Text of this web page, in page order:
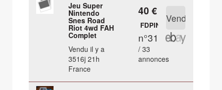
Jeu Super
Nintendo
Snes Road
Riot 4wd FAH
Complet
Vendu il y a
3516j 21h
France
40 €
FDPIN
n°31
/ 33
annonces